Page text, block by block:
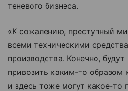
теневого бизнеса.
«К сожалению, преступный
всеми техническими
производства. Конечно,
привозить каким-то образом
и здесь тоже могут какое-то